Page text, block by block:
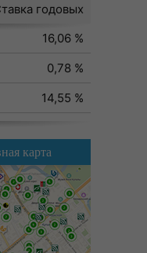
годовых
16,06 %
0,78 %
14,55 %
карта